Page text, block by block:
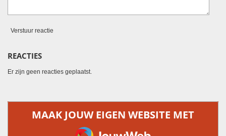
Verstuur reactie
REACTIES
Er zijn geen reacties geplaatst.
MAAK JOUW EIGEN WEBSITE MET
JOUWWEB